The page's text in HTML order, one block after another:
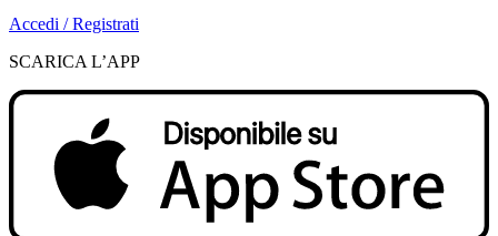
Accedi / Registrati
SCARICA L’APP